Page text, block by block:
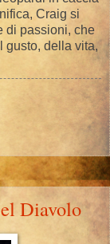
Craig si
di passioni, che
gusto, della vita,
Diavolo